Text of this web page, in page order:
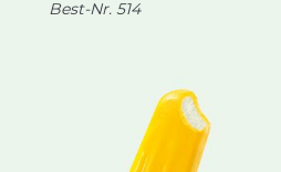
Best-Nr. 514